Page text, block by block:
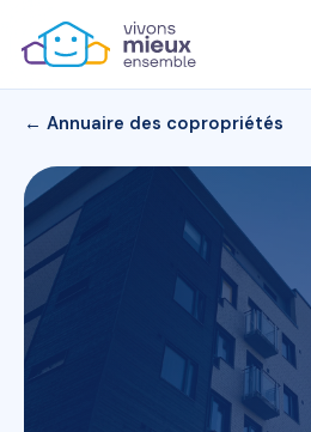
← Annuaire des copropriétés